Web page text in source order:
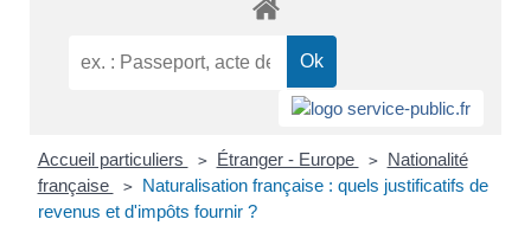
Accueil particuliers > Étranger - Europe >
Nationalité
française
>
Naturalisation française : quels justificatifs de
revenus et d'impôts fournir ?